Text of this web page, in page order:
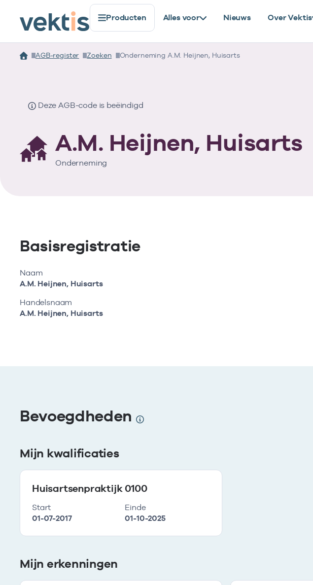
Producten Alles voor Nieuws Over Vektis
AGB-register Zoeken Onderneming A.M. Heijnen, Huisarts
Deze AGB-code is beëindigd
A.M. Heijnen, Huisarts
Onderneming
Basisregistratie
Naam
A.M. Heijnen, Huisarts
Handelsnaam
A.M. Heijnen, Huisarts
Bevoegdheden
Mijn kwalificaties
Huisartsenpraktijk 0100
Start
01-07-2017
Einde
01-10-2025
Mijn erkenningen